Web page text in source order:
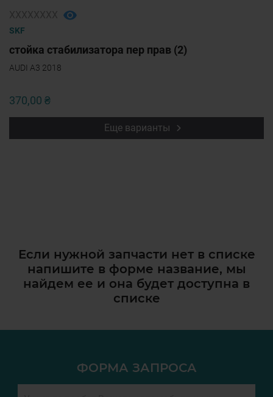
SKF
стойка стабилизатора пер прав (2)
AUDI A3 2018
370,00 ₴
Еще варианты
Если нужной запчасти нет в списке
напишите в форме название, мы
найдем ее и она будет доступна в
списке
ФОРМА ЗАПРОСА